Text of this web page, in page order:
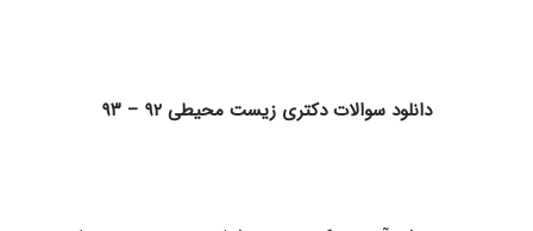
دانلود سوالات دکتری زیست محیطی ۹۲ – ۹۳